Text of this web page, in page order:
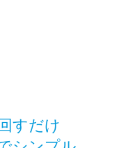
すだけ